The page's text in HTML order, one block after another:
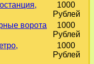
1000
Рублей
ворота
1000
Рублей
1000
Рублей